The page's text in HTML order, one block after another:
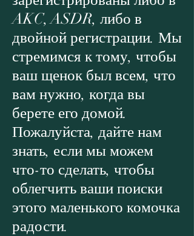
AKC, ASDR, либо в
двойной регистрации. Мы
стремимся к тому, чтобы
ваш щенок был всем, что
вам нужно, когда вы
берете его домой.
Пожалуйста, дайте нам
знать, если мы можем
что-то сделать, чтобы
облегчить ваши поиски
этого маленького комочка
радости.